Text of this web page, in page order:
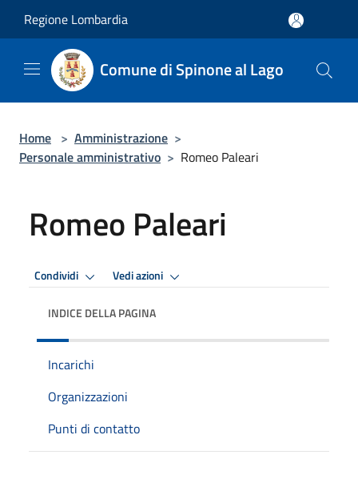
Regione Lombardia
Comune di Spinone al Lago
Home > Amministrazione >
Personale amministrativo > Romeo Paleari
Romeo Paleari
Condividi Vedi azioni
INDICE DELLA PAGINA
Incarichi
Organizzazioni
Punti di contatto